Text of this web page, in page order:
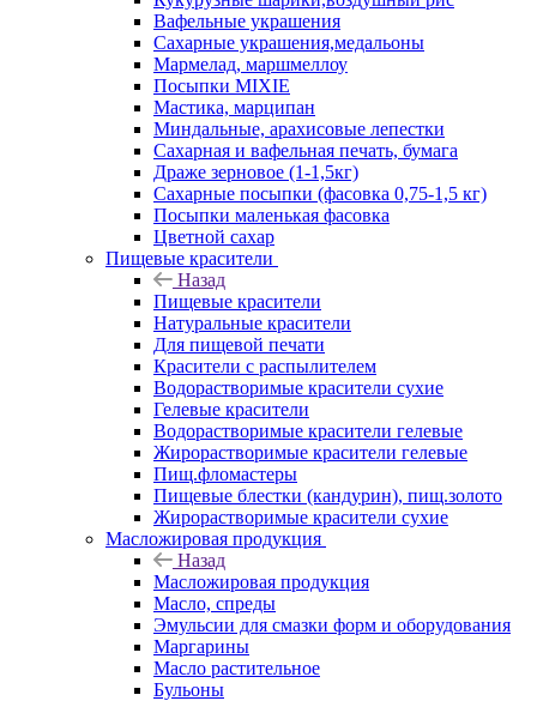
Вафельные украшения
Сахарные украшения,медальоны
Мармелад, маршмеллоу
Посыпки MIXIE
Мастика, марципан
Миндальные, арахисовые лепестки
Сахарная и вафельная печать, бумага
Драже зерновое (1-1,5кг)
Сахарные посыпки (фасовка 0,75-1,5 кг)
Посыпки маленькая фасовка
Цветной сахар
Пищевые красители
Назад
Пищевые красители
Натуральные красители
Для пищевой печати
Красители с распылителем
Водорастворимые красители сухие
Гелевые красители
Водорастворимые красители гелевые
Жирорастворимые красители гелевые
Пищ.фломастеры
Пищевые блестки (кандурин), пищ.золото
Жирорастворимые красители сухие
Масложировая продукция
Назад
Масложировая продукция
Масло, спреды
Эмульсии для смазки форм и оборудования
Маргарины
Масло растительное
Бульоны